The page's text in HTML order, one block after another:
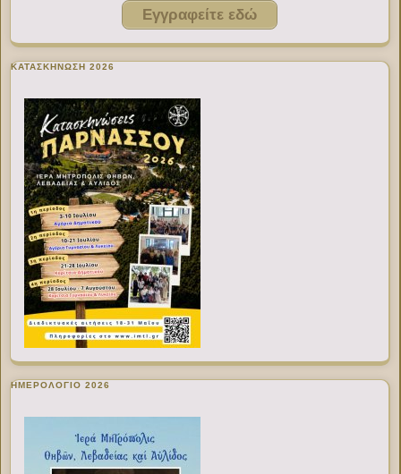
Εγγραφείτε εδώ
ΚΑΤΑΣΚΗΝΩΣΗ 2026
ΗΜΕΡΟΛΟΓΙΟ 2026